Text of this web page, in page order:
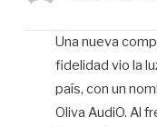
Una nueva
fidelidad vio la
país, con un
Oliva AudiO. Al